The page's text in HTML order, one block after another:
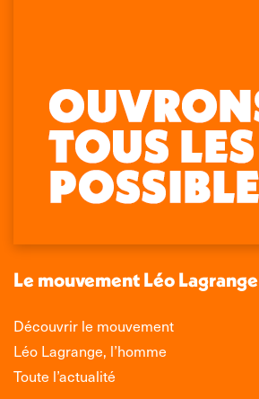
Retrouvez-nous sur :
Facebook
s'ouvre
une
fenêtre
La
page
X
s'ouvre
une
fenêtre
La
page
LinkedIn
s'ouvre
une
fenêtre
La
page
Instagram
s'ouvre
une
nouvelle
fenêtre
Le mouvement Léo Lagrange
Découvrir le mouvement
Léo Lagrange, l’homme
Toute l’actualité